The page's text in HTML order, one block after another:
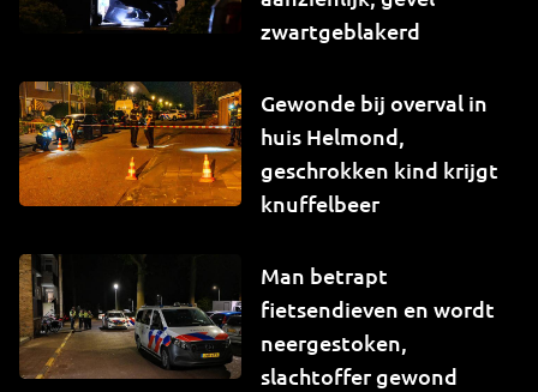
zwartgeblakerd
Gewonde bij overval in
huis Helmond,
geschrokken kind krijgt
knuffelbeer
Man betrapt
fietsendieven en wordt
neergestoken,
slachtoffer gewond